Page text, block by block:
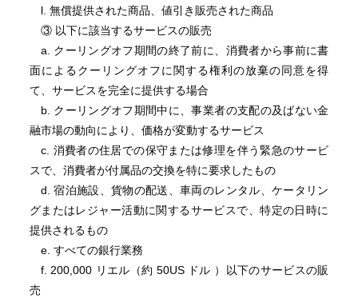
l. 無償提供された商品、値引き販売された商品
③ 以下に該当するサービスの販売
a. クーリングオフ期間の終了前に、消費者から事前に書
面によるクーリングオフに関する権利の放棄の同意を得
て、サービスを完全に提供する場合
b. クーリングオフ期間中に、事業者の支配の及ばない金
融市場の動向により、価格が変動するサービス
c. 消費者の住居での保守または修理を伴う緊急のサービ
スで、消費者が付属品の交換を特に要求したもの
d. 宿泊施設、貨物の配送、車両のレンタル、ケータリン
グまたはレジャー活動に関するサービスで、特定の日時に
提供されるもの
e. すべての銀行業務
f. 200,000 リエル（約 50US ドル ）以下のサービスの販
売